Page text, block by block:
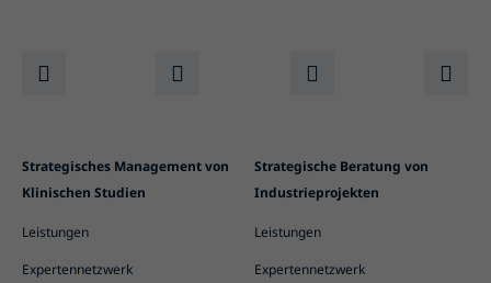
Strategisches Management von
Klinischen Studien
Leistungen
Expertennetzwerk
Strategische Beratung von
Industrieprojekten
Leistungen
Expertennetzwerk